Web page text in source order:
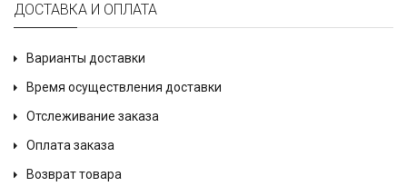
ДОСТАВКА И ОПЛАТА
Варианты доставки
Время осуществления доставки
Отслеживание заказа
Оплата заказа
Возврат товара